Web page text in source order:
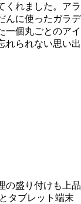
くれました。アラ
んに使ったガラデ
一個丸ごとのアイ
れられない思い出
の盛り付けも上品
タブレット端末